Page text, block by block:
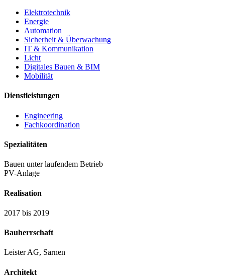
Elektrotechnik
Energie
Automation
Sicherheit & Überwachung
IT & Kommunikation
Licht
Digitales Bauen & BIM
Mobilität
Dienstleistungen
Engineering
Fachkoordination
Spezialitäten
Bauen unter laufendem Betrieb
PV-Anlage
Realisation
2017 bis 2019
Bauherrschaft
Leister AG, Sarnen
Architekt